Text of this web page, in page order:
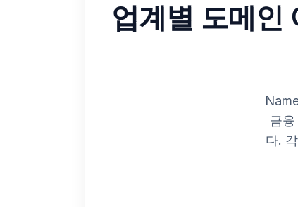
업계별 도메인
금
다.